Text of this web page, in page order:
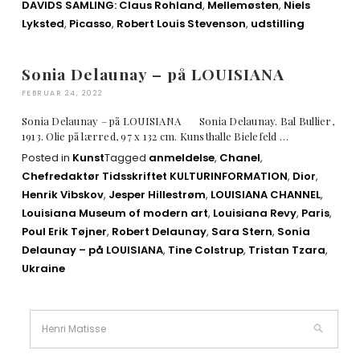
DAVIDS SAMLING: Claus Rohland, Mellemøsten, Niels
Lyksted, Picasso, Robert Louis Stevenson, udstilling
Sonia Delaunay – på LOUISIANA
FEBRUAR 24, 2022
Sonia Delaunay – på LOUISIANA Sonia Delaunay. Bal Bullier,
1913. Olie på lærred, 97 x 132 cm. Kunsthalle Bielefeld …
Posted in KunstTagged anmeldelse, Chanel,
Chefredaktør Tidsskriftet KULTURINFORMATION, Dior,
Henrik Vibskov, Jesper Hillestrøm, LOUISIANA CHANNEL,
Louisiana Museum of modern art, Louisiana Revy, Paris,
Poul Erik Tøjner, Robert Delaunay, Sara Stern, Sonia
Delaunay – på LOUISIANA, Tine Colstrup, Tristan Tzara,
Ukraine